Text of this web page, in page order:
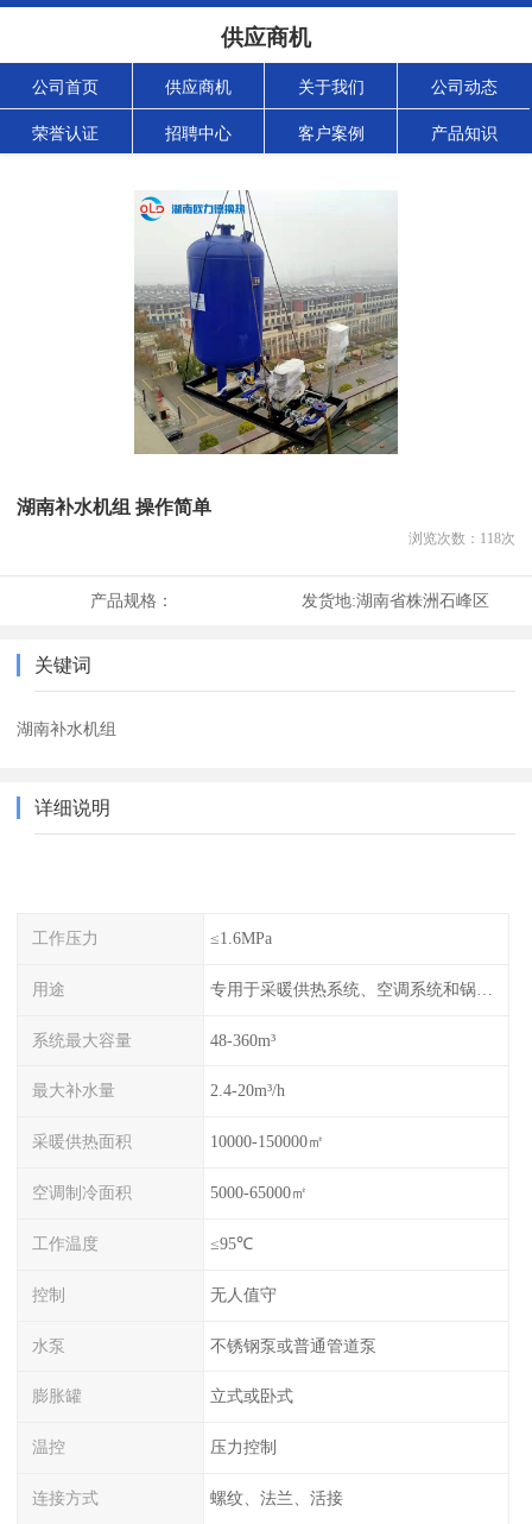
供应商机
公司首页 供应商机 关于我们 公司动态
荣誉认证 招聘中心 客户案例 产品知识
湖南补水机组 操作简单
浏览次数： 118次
产品规格： 发货地:湖南省株洲石峰区
关键词
湖南补水机组
详细说明
工作压力 ≤1.6MPa
用途 专用于采暖供热系统、空调系统和锅炉的稳压补水
系统最大容量 48-360m³
最大补水量 2.4-20m³/h
采暖供热面积 10000-150000㎡
空调制冷面积 5000-65000㎡
工作温度 ≤95℃
控制 无人值守
水泵 不锈钢泵或普通管道泵
膨胀罐 立式或卧式
温控 压力控制
连接方式 螺纹、法兰、活接